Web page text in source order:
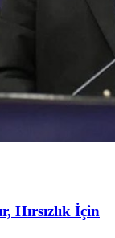
Hırsızlık İçin